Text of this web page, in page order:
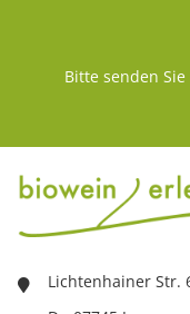
Bitte senden
Lichtenhainer Str.